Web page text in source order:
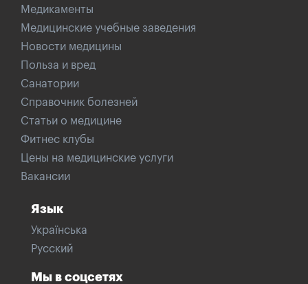
Медикаменты
Медицинские учебные заведения
Новости медицины
Польза и вред
Санатории
Справочник болезней
Статьи о медицине
Фитнес клубы
Цены на медицинские услуги
Вакансии
Язык
Українська
Русский
Мы в соцсетях